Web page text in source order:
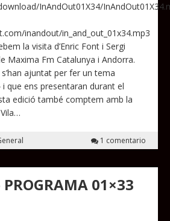
InAndOut01X34/
inandout/in_and_out_01x34.mp3
la visita d’Enric Font i Sergi
Maxima Fm Catalunya i Andorra.
ajuntat per fer un tema
que ens presentaran durant el
edició també comptem amb la
1 comentario
01×33